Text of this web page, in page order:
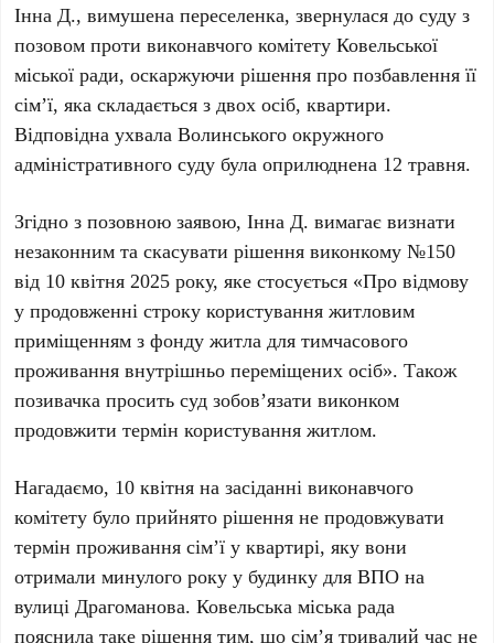
Інна Д., вимушена переселенка, звернулася до суду з
позовом проти виконавчого комітету Ковельської
міської ради, оскаржуючи рішення про позбавлення її
сім’ї, яка складається з двох осіб, квартири.
Відповідна ухвала Волинського окружного
адміністративного суду була оприлюднена 12 травня.
Згідно з позовною заявою, Інна Д. вимагає визнати
незаконним та скасувати рішення виконкому №150
від 10 квітня 2025 року, яке стосується «Про відмову
у продовженні строку користування житловим
приміщенням з фонду житла для тимчасового
проживання внутрішньо переміщених осіб». Також
позивачка просить суд зобов’язати виконком
продовжити термін користування житлом.
Нагадаємо, 10 квітня на засіданні виконавчого
комітету було прийнято рішення не продовжувати
термін проживання сім’ї у квартирі, яку вони
отримали минулого року у будинку для ВПО на
вулиці Драгоманова. Ковельська міська рада
пояснила таке рішення тим, що сім’я тривалий час не